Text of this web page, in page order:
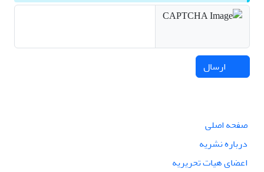
ارسال
صفحه اصلی
درباره نشریه
اعضای هیات تحریریه